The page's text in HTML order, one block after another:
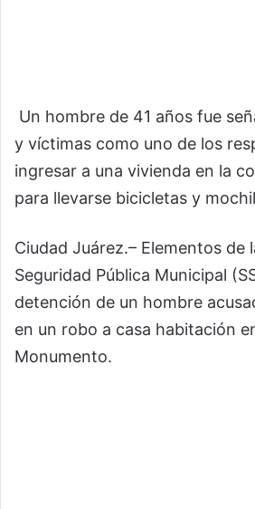
Un hombre de 41 años fue
y víctimas como uno de los
ingresar a una vivienda en la
para llevarse bicicletas y
Ciudad Juárez.– Elementos de
Seguridad Pública Municipal
detención de un hombre
en un robo a casa habitación
Monumento.